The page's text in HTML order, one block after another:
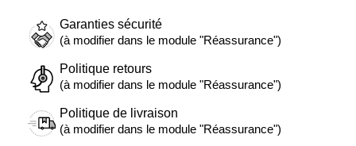
Garanties sécurité
(à modifier dans le module "Réassurance")
Politique retours
(à modifier dans le module "Réassurance")
Politique de livraison
(à modifier dans le module "Réassurance")